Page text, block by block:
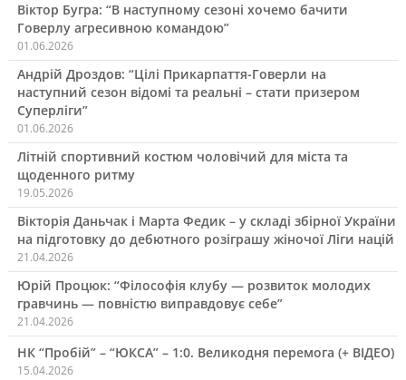
Віктор Бугра: “В наступному сезоні хочемо бачити
Говерлу агресивною командою”
01.06.2026
Андрій Дроздов: “Цілі Прикарпаття-Говерли на
наступний сезон відомі та реальні – стати призером
Суперліги”
01.06.2026
Літній спортивний костюм чоловічий для міста та
щоденного ритму
19.05.2026
Вікторія Даньчак і Марта Федик – у складі збірної України
на підготовку до дебютного розіграшу жіночої Ліги націй
21.04.2026
Юрій Процюк: “Філософія клубу — розвиток молодих
гравчинь — повністю виправдовує себе”
21.04.2026
НК “Пробій” – “ЮКСА” – 1:0. Великодня перемога (+ ВІДЕО)
15.04.2026